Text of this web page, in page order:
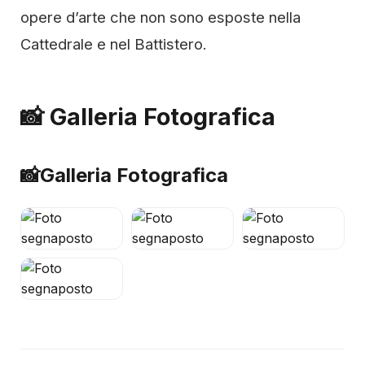
opere d’arte che non sono esposte nella
Cattedrale e nel Battistero.
📸 Galleria Fotografica
📸Galleria Fotografica